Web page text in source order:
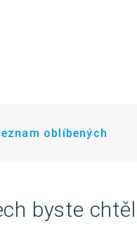
oblíbených
byste